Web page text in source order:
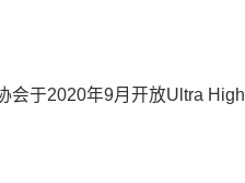
会于2020年9月开放Ultra High